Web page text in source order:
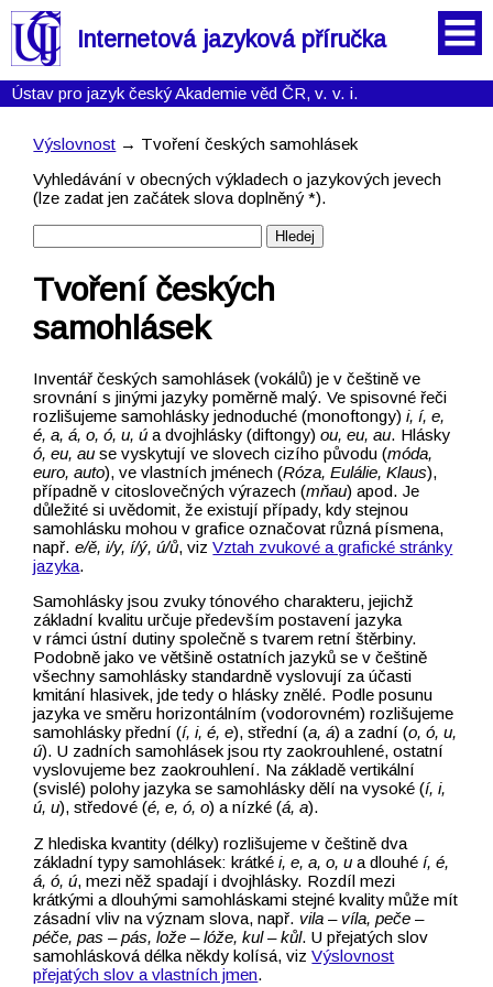
Internetová jazyková příručka
Ústav pro jazyk český Akademie věd ČR, v. v. i.
Výslovnost → Tvoření českých samohlásek
Vyhledávání v obecných výkladech o jazykových jevech
(lze zadat jen začátek slova doplněný *).
Tvoření českých
samohlásek
Inventář českých samohlásek (vokálů) je v češtině ve
srovnání s jinými jazyky poměrně malý. Ve spisovné řeči
rozlišujeme samohlásky jednoduché (monoftongy)i, í, e,
é, a, á, o, ó, u, ú a dvojhlásky (diftongy)ou, eu, au. Hlásky
ó, eu, au se vyskytují ve slovech cizího původu (móda,
euro, auto), ve vlastních jménech (Róza, Eulálie, Klaus),
případně v citoslovečných výrazech (mňau) apod. Je
důležité si uvědomit, že existují případy, kdy stejnou
samohlásku mohou v grafice označovat různá písmena,
např.e/ě, i/y, í/ý, ú/ů, vizVztah zvukové a grafické stránky
jazyka.
Samohlásky jsou zvuky tónového charakteru, jejichž
základní kvalitu určuje především postavení jazyka
v rámci ústní dutiny společně s tvarem retní štěrbiny.
Podobně jako ve většině ostatních jazyků se v češtině
všechny samohlásky standardně vyslovují za účasti
kmitání hlasivek, jde tedy o hlásky znělé. Podle posunu
jazyka ve směru horizontálním (vodorovném) rozlišujeme
samohlásky přední (í, i, é, e), střední (a, á) a zadní (o, ó, u,
ú). U zadních samohlásek jsou rty zaokrouhlené, ostatní
vyslovujeme bez zaokrouhlení. Na základě vertikální
(svislé) polohy jazyka se samohlásky dělí na vysoké (í, i,
ú, u), středové (é, e, ó, o) a nízké (á, a).
Z hlediska kvantity (délky) rozlišujeme v češtině dva
základní typy samohlásek: krátkéi, e, a, o, u a dlouhé í, é,
á, ó, ú, mezi něž spadají i dvojhlásky. Rozdíl mezi
krátkými a dlouhými samohláskami stejné kvality může mít
zásadní vliv na význam slova, např. vila–⁠ víla, peče–⁠
péče, pas–⁠pás, lože–⁠lóže, kul–⁠kůl. U přejatých slov
samohlásková délka někdy kolísá, vizVýslovnost
přejatých slov a vlastních jmen.